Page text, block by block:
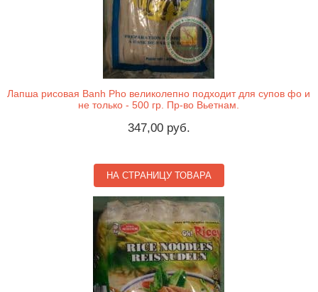
Лапша рисовая Banh Pho великолепно подходит для супов фо и
не только - 500 гр. Пр-во Вьетнам.
347,00 руб.
НА СТРАНИЦУ ТОВАРА